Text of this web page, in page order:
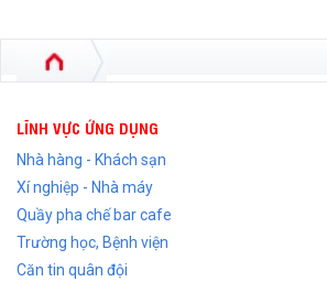
LĨNH VỰC ỨNG DỤNG
Nhà hàng - Khách sạn
Xí nghiệp - Nhà máy
Quầy pha chế bar cafe
Trường học, Bệnh viện
Căn tin quân đội